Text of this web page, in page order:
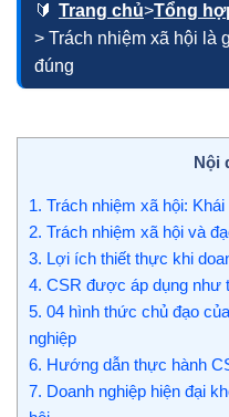
Trang chủ>Tổng
> Trách nhiệm xã hội là
đúng
Nội
1. Trách nhiệm xã hội:
2. Trách nhiệm xã hội và
3. Lợi ích thiết thực khi
4. CSR được áp dụng như
5. 04 hình thức chủ đạo
nghiệp
6. Hướng dẫn thực hành
7. Doanh nghiệp hiện đại